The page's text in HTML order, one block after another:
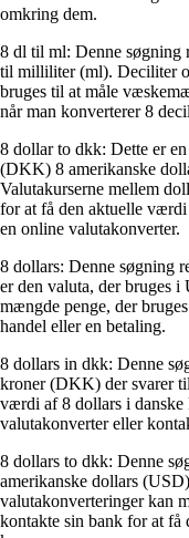
omkring dem.
8 dl til ml: Denne søgning
til milliliter (ml). Deciliter
bruges til at måle
når man konverterer 8
8 dollar to dkk: Dette er
(DKK) 8 amerikanske
Valutakurserne mellem
for at få den aktuelle
en online valutakonverter.
8 dollars: Denne søgning
er den valuta, der bruges
mængde penge, der
handel eller en betaling.
8 dollars in dkk: Denne
kroner (DKK) der svarer
værdi af 8 dollars i danske
valutakonverter eller
8 dollars to dkk: Denne
amerikanske dollars
valutakonverteringer kan
kontakte sin bank for at